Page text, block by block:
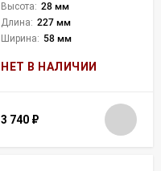
Высота: 28 мм
Длина: 227 мм
Ширина: 58 мм
НЕТ В НАЛИЧИИ
3 740 ₽